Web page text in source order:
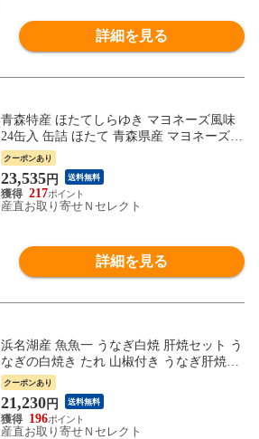
詳細を見る
青森特産 ほたてしらゆき マヨネーズ風味
24缶入 缶詰 ほたて 青森県産 マヨネーズ和
え おつまみ おかず 帆立 国産 惣菜
クーポンあり
23,535円 送料無料
217
産直お取り寄せＮセレクト
詳細を見る
浜名湖産 魚魚一 うなぎ白焼 肝焼セット う
なぎの白焼き たれ 山椒付き うなぎ肝焼き
鰻 国産 お取り寄せ 静岡 ウナギ 冷凍 浜松
市 とといち 真空パック【北海道・沖縄
県・離島 配送不可】
クーポンあり
21,230円 送料無料
196
産直お取り寄せＮセレクト